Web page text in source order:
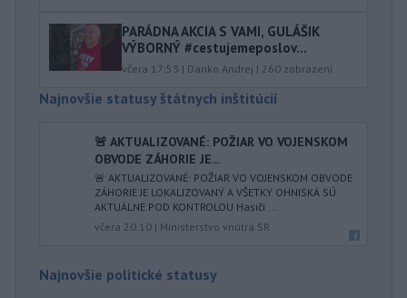
PARÁDNA AKCIA S VAMI, GULÁŠIK
VÝBORNÝ #cestujemeposlov...
včera 17:53 | Danko Andrej | 260 zobrazení
Najnovšie statusy štátnych inštitúcií
🚨 AKTUALIZOVANÉ: POŽIAR VO VOJENSKOM
OBVODE ZÁHORIE JE...
🚨 AKTUALIZOVANÉ: POŽIAR VO VOJENSKOM OBVODE
ZÁHORIE JE LOKALIZOVANÝ A VŠETKY OHNISKÁ SÚ
AKTUÁLNE POD KONTROLOU Hasiči ...
včera 20:10 | Ministerstvo vnútra SR
Najnovšie politické statusy